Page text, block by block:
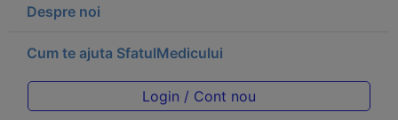
Despre noi
Cum te ajuta SfatulMedicului
Login / Cont nou